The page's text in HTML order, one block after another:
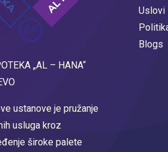
„AL – HANA“
ustanove je pružanje
usluga kroz
široke palete
Uslovi
Blogs